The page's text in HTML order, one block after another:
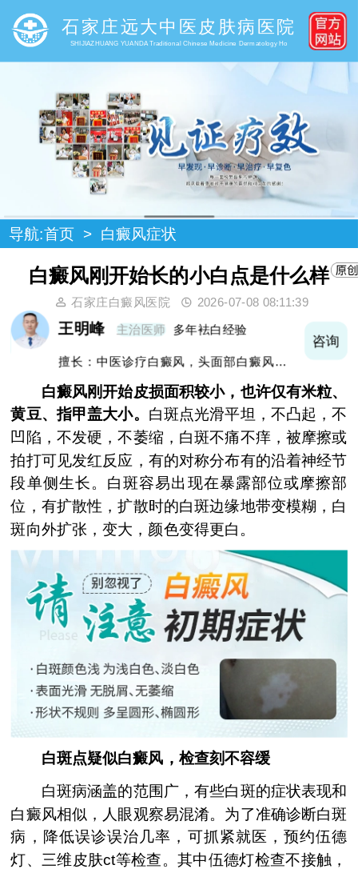
石家庄远大中医皮肤病医院
SHIJIAZHUANG YUANDA Traditional Chinese Medicine Dermatology Ho
导航:首页 > 白癜风症状
白癜风刚开始长的小白点是什么样
石家庄白癜风医院 2026-07-08 08:11:39
王明峰 主治医师 多年袪白经验
擅长：中医诊疗白癜风，头面部白癜风，青
咨询
白癜风刚开始皮损面积较小，也许仅有米粒、
黄豆、指甲盖大小。 白斑点光滑平坦，不凸起，不
凹陷，不发硬，不萎缩，白斑不痛不痒，被摩擦或
拍打可见发红反应，有的对称分布有的沿着神经节
段单侧生长。白斑容易出现在暴露部位或摩擦部
位，有扩散性，扩散时的白斑边缘地带变模糊，白
斑向外扩张，变大，颜色变得更白。
白斑点疑似白癜风，检查刻不容缓
白斑病涵盖的范围广，有些白斑的症状表现和
白癜风相似，人眼观察易混淆。为了准确诊断白斑
病，降低误诊误治几率，可抓紧就医，预约伍德
灯、三维皮肤ct等检查。其中伍德灯检查不接触，